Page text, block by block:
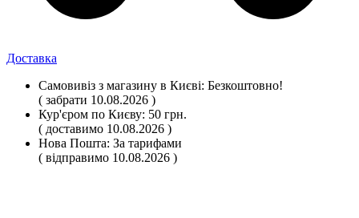
Доставка
Самовивіз з магазину в Києві: Безкоштовно!
( забрати 10.08.2026 )
Кур'єром по Києву: 50 грн.
( доставимо 10.08.2026 )
Нова Пошта: За тарифами
( відправимо 10.08.2026 )